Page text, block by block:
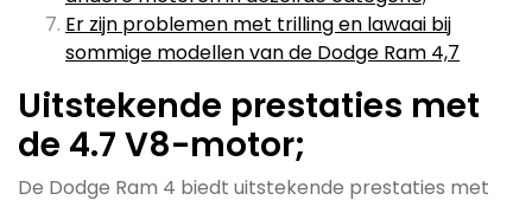
Er zijn problemen met trilling en lawaai bij
sommige modellen van de Dodge Ram 4,7
Uitstekende prestaties met
de 4.7 V8-motor;
De Dodge Ram 4 biedt uitstekende prestaties met